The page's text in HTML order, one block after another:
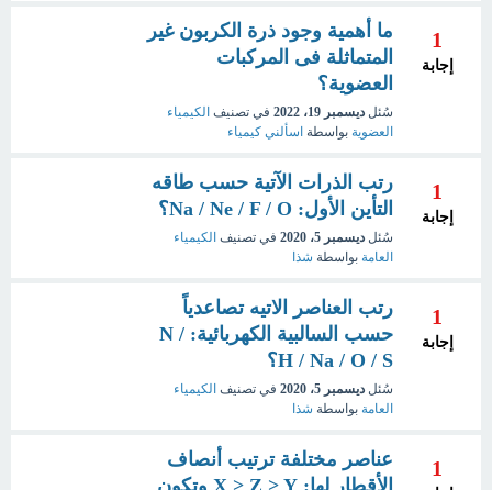
1
إجابة
ما أهمية وجود ذرة الكربون غير
المتماثلة فى المركبات
العضوية؟
سُئل ديسمبر 19، 2022 في تصنيف الكيمياء
العضوية بواسطة اسألني كيمياء
1
إجابة
رتب الذرات الآتية حسب طاقه
التأين الأول: Na / Ne / F / O؟
سُئل ديسمبر 5، 2020 في تصنيف الكيمياء
العامة بواسطة شذا
1
إجابة
رتب العناصر الاتيه تصاعدياً
حسب السالبية الكهربائية: N /
H / Na / O / S؟
سُئل ديسمبر 5، 2020 في تصنيف الكيمياء
العامة بواسطة شذا
1
عناصر مختلفة ترتيب أنصاف